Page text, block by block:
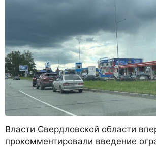
Власти Свердловской области
прокомментировали введение